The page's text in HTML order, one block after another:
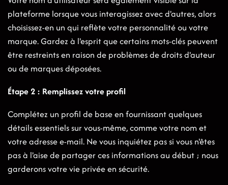
plateforme lorsque vous interagissez avec d'autres, alors
choisissez-en un qui reflète votre personnalité ou votre
marque. Gardez à l'esprit que certains mots-clés peuvent
être restreints en raison de problèmes de droits d'auteur
ou de marques déposées.
Étape 2 : Remplissez votre profil
Complétez un profil de base en fournissant quelques
détails essentiels sur vous-même, comme votre nom et
votre adresse e-mail. Ne vous inquiétez pas si vous n'êtes
pas à l'aise de partager ces informations au début ; nous
garderons votre vie privée en sécurité.